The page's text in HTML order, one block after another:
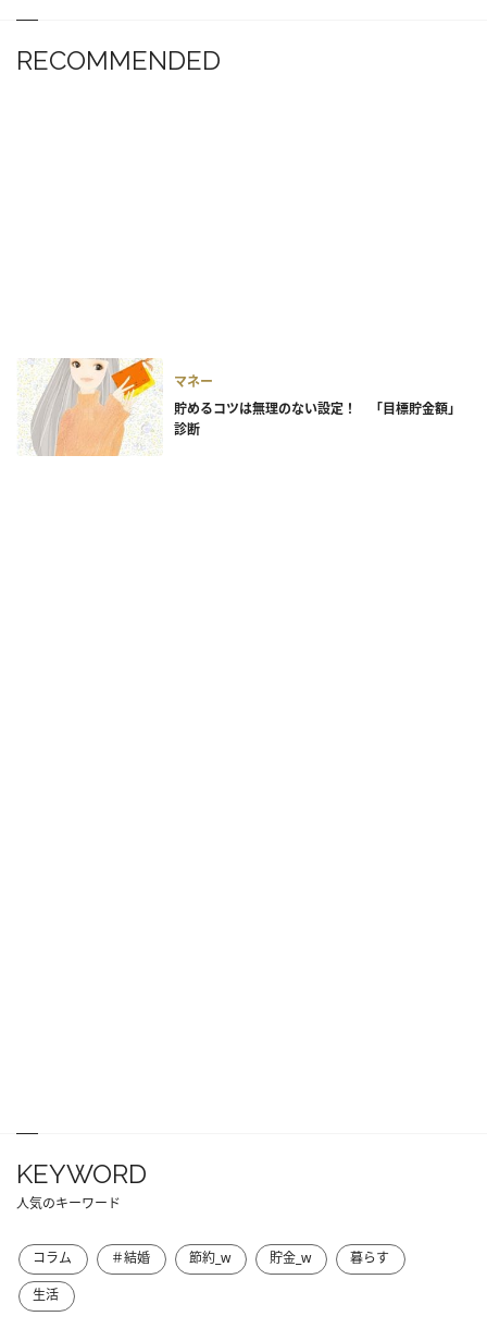
RECOMMENDED
マネー
貯めるコツは無理のない設定！ 「目標貯金額」
診断
KEYWORD
人気のキーワード
コラム ＃結婚 節約_w 貯金_w
暮らす
生活